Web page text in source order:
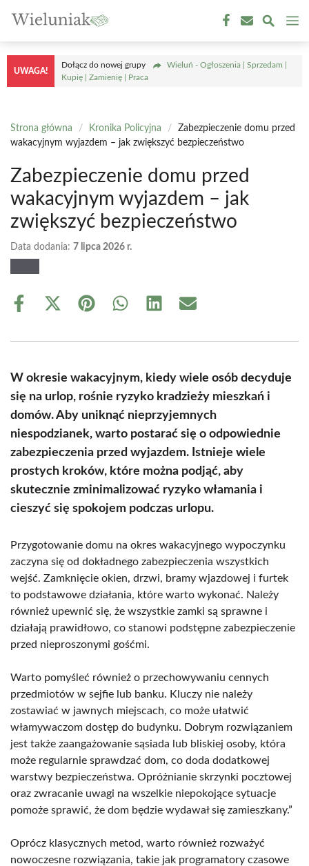
treści
UWAGA!
Dołącz do nowej grupy
Wieluń - Ogłoszenia | Sprzedam |
Kupię | Zamienię | Praca
Strona główna / Kronika Policyjna /
Zabezpieczenie domu przed
wakacyjnym wyjazdem – jak zwiększyć bezpieczeństwo
Zabezpieczenie domu przed
wakacyjnym wyjazdem – jak
zwiększyć bezpieczeństwo
Data dodania: 7 lipca 2026 r.
Share
Share
(Twitter)
Share Share Share Share
W okresie wakacyjnym, kiedy wiele osób decyduje
się na urlop, rośnie ryzyko kradzieży mieszkań i
domów. Aby uniknąć nieprzyjemnych
niespodzianek, warto postarać się o odpowiednie
zabezpieczenia przed wyjazdem. Istnieje wiele
prostych kroków, które można podjąć, aby
skutecznie zminimalizować ryzyko włamania i
cieszyć się spokojem podczas urlopu.
Przygotowanie domu na okres wakacyjnego wypoczynku
zaczyna się od dokładnego zabezpieczenia wszystkich
wejść. Zamknięcie okien, drzwi, bramy wjazdowej i furtek
to podstawowe działania, które warto wykonać. Należy
również upewnić się, że wszystkie zamki są sprawne i
działają prawidłowo, co stanowi podstępne zabezpieczenie
przed nieproszonymi gośćmi.
Warto pomyśleć również o przechowywaniu cennych
przedmiotów w sejfie lub banku. Kluczy nie należy
zostawiać w jawnych miejscach, co może ułatwić
włamywaczom dostęp do budynku. Dobrym rozwiązaniem
jest także zaangażowanie sąsiada lub bliskiej osoby, która
może regularnie sprawdzać dom, co doda dodatkowej
warstwy bezpieczeństwa. Opróżnianie skrzynki pocztowej
oraz zwracanie uwagi na wszelkie niepokojące sytuacje
pomoże sprawić, że dom będzie wydawał się zamieszkany.”
Oprócz klasycznych metod, warto również rozważyć
nowoczesne rozwiązania, takie jak programatory czasowe